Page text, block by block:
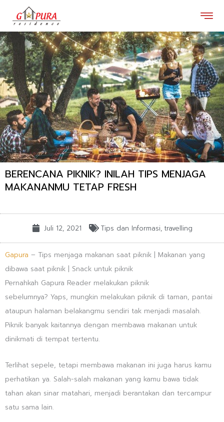
konten
BERENCANA PIKNIK? INILAH TIPS MENJAGA
MAKANANMU TETAP FRESH
Juli 12, 2021 Tips dan Informasi, travelling
Gapura – Tips menjaga makanan saat piknik | Makanan yang
dibawa saat piknik | Snack untuk piknik
Pernahkah Gapura Reader melakukan piknik
sebelumnya? Yaps, mungkin melakukan piknik di taman, pantai
ataupun halaman belakangmu sendiri tak menjadi masalah.
Piknik banyak kaitannya dengan membawa makanan untuk
dinikmati di tempat tertentu.
Terlihat sepele, tetapi membawa makanan ini juga harus kamu
perhatikan ya. Salah-salah makanan yang kamu bawa tidak
tahan akan sinar matahari, menjadi berantakan dan tercampur
satu sama lain.